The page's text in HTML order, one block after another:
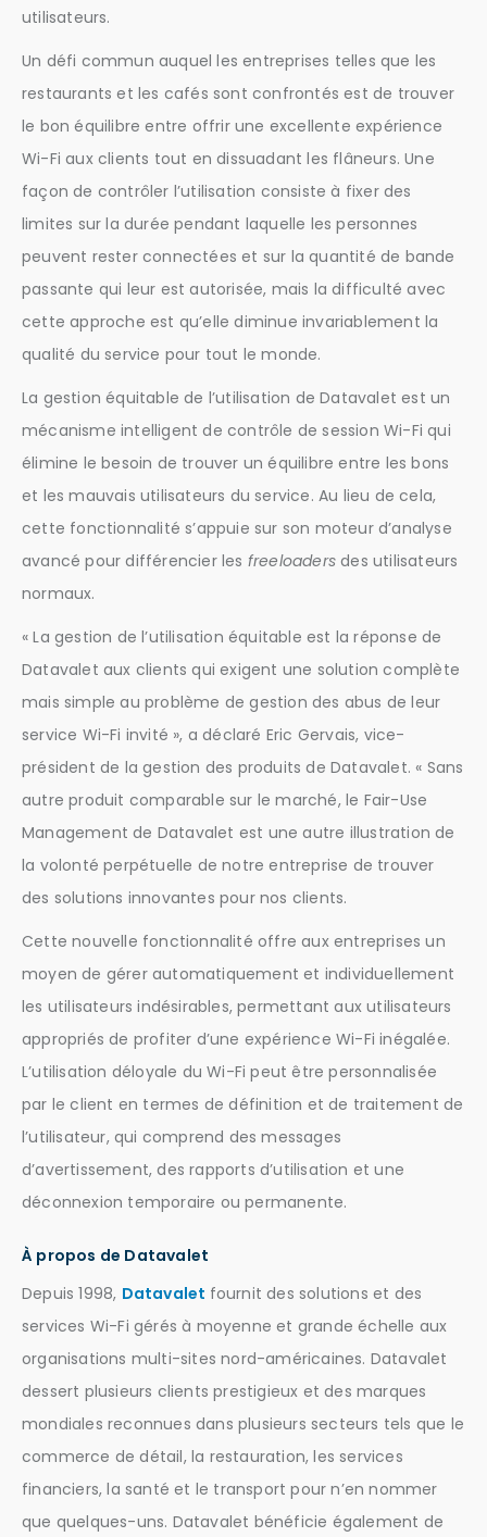
utilisateurs.
Un défi commun auquel les entreprises telles que les
restaurants et les cafés sont confrontés est de trouver
le bon équilibre entre offrir une excellente expérience
Wi-Fi aux clients tout en dissuadant les flâneurs. Une
façon de contrôler l’utilisation consiste à fixer des
limites sur la durée pendant laquelle les personnes
peuvent rester connectées et sur la quantité de bande
passante qui leur est autorisée, mais la difficulté avec
cette approche est qu’elle diminue invariablement la
qualité du service pour tout le monde.
La gestion équitable de l’utilisation de Datavalet est un
mécanisme intelligent de contrôle de session Wi-Fi qui
élimine le besoin de trouver un équilibre entre les bons
et les mauvais utilisateurs du service. Au lieu de cela,
cette fonctionnalité s’appuie sur son moteur d’analyse
avancé pour différencier les freeloaders des utilisateurs
normaux.
« La gestion de l’utilisation équitable est la réponse de
Datavalet aux clients qui exigent une solution complète
mais simple au problème de gestion des abus de leur
service Wi-Fi invité », a déclaré Eric Gervais, vice-
président de la gestion des produits de Datavalet. « Sans
autre produit comparable sur le marché, le Fair-Use
Management de Datavalet est une autre illustration de
la volonté perpétuelle de notre entreprise de trouver
des solutions innovantes pour nos clients.
Cette nouvelle fonctionnalité offre aux entreprises un
moyen de gérer automatiquement et individuellement
les utilisateurs indésirables, permettant aux utilisateurs
appropriés de profiter d’une expérience Wi-Fi inégalée.
L’utilisation déloyale du Wi-Fi peut être personnalisée
par le client en termes de définition et de traitement de
l’utilisateur, qui comprend des messages
d’avertissement, des rapports d’utilisation et une
déconnexion temporaire ou permanente.
À propos de Datavalet
Depuis 1998, Datavalet fournit des solutions et des
services Wi-Fi gérés à moyenne et grande échelle aux
organisations multi-sites nord-américaines. Datavalet
dessert plusieurs clients prestigieux et des marques
mondiales reconnues dans plusieurs secteurs tels que le
commerce de détail, la restauration, les services
financiers, la santé et le transport pour n’en nommer
que quelques-uns. Datavalet bénéficie également de